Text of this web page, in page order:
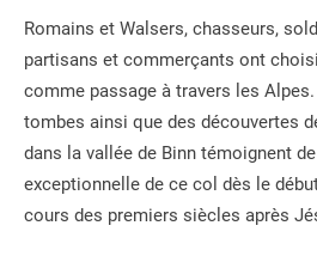
Romains et Walsers, chasseurs,
partisans et commerçants ont
comme passage à travers les
tombes ainsi que des découvertes
dans la vallée de Binn témoignent
exceptionnelle de ce col dès le
cours des premiers siècles après